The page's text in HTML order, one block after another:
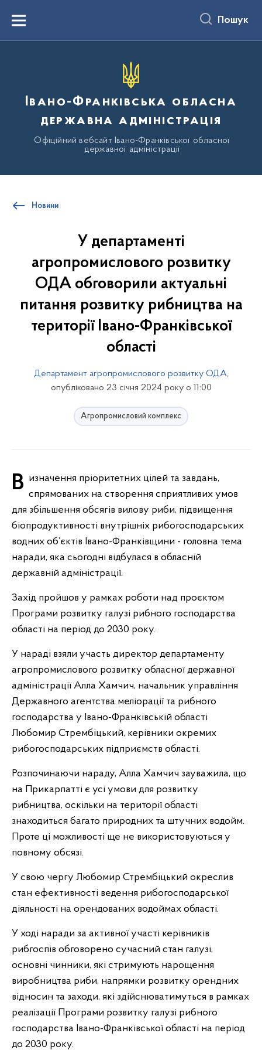
вмістуMenu Пошук
Івано-Франківська обласна
державна адміністрація
Офіційний вебсайт Івано-Франківської обласної
державної адміністрації
Новини
У департаменті
агропромислового розвитку
ОДА обговорили актуальні
питання розвитку рибництва на
території Івано-Франківської
області
Департамент агропромислового розвитку ОДА,
опубліковано 23 січня 2024 року о 11:00
Агропромисловий комплекс
Визначення пріоритетних цілей та завдань, спрямованих на створення сприятливих умов
для збільшення обсягів вилову риби, підвищення
біопродуктивності внутрішніх рибогосподарських
водних об’єктів Івано-Франківщини - головна тема
наради, яка сьогодні відбулася в обласній
державній адміністрації.
Захід пройшов у рамках роботи над проєктом
Програми розвитку галузі рибного господарства
області на період до 2030 року.
У нараді взяли участь директор департаменту
агропромислового розвитку обласної державної
адміністрації Алла Хамчич, начальник управління
Державного агентства меліорації та рибного
господарства у Івано-Франківській області
Любомир Стрембіцький, керівники окремих
рибогосподарських підприємств області.
Розпочинаючи нараду, Алла Хамчич зауважила, що
на Прикарпатті є усі умови для розвитку
рибництва, оскільки на території області
знаходиться багато природних та штучних водойм.
Проте ці можливості ще не використовуються у
повному обсязі.
У свою чергу Любомир Стрембіцький окреслив
стан ефективності ведення рибогосподарської
діяльності на орендованих водоймах області.
У ході наради за активної участі керівників
рибгоспів обговорено сучасний стан галузі,
основні чинники, які стримують нарощення
виробництва риби, напрямки розвитку орендних
відносин та заходи, які здійснюватимуться в рамках
реалізації Програми розвитку галузі рибного
господарства Івано-Франківської області на період
до 2030 року.